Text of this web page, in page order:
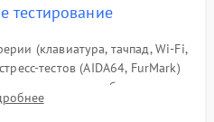
тестирование
(клавиатура, тачпад, Wi-Fi,
тестов (AIDA64, FurMark)
режима и стабильности
нагрузкой.